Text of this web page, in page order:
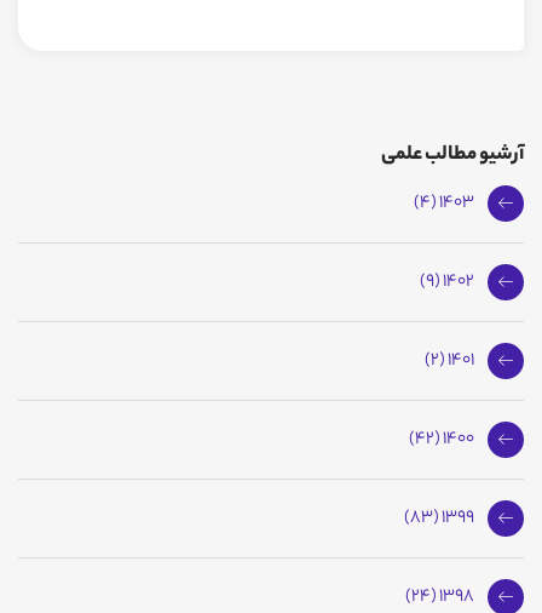
آرشیو مطالب علمی
1403 (4)
1402 (9)
1401 (2)
1400 (42)
1399 (83)
1398 (24)